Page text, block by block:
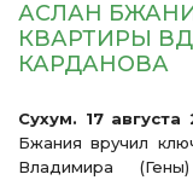
АСЛАН
КВАРТИРЫ
КАРДАНОВА
Сухум. 17
Бжания вручил
Владимира